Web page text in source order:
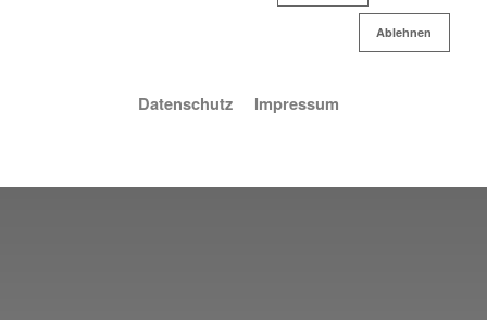
Ablehnen
Ablehnen
Datenschutz Impressum